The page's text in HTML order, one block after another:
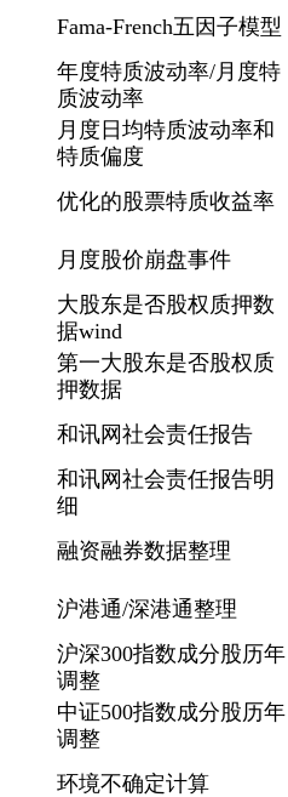
Fama-French五因子模型
年度特质波动率/月度特
质波动率
月度日均特质波动率和
特质偏度
优化的股票特质收益率
月度股价崩盘事件
大股东是否股权质押数
据wind
第一大股东是否股权质
押数据
和讯网社会责任报告
和讯网社会责任报告明
细
融资融券数据整理
沪港通/深港通整理
沪深300指数成分股历年
调整
中证500指数成分股历年
调整
环境不确定计算